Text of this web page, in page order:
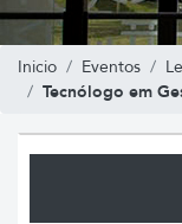
Inicio Eventos
Tecnólogo em